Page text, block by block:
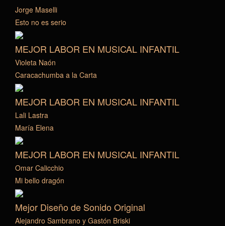
Jorge Maselli
Esto no es serio
MEJOR LABOR EN MUSICAL INFANTIL
Violeta Naón
Caracachumba a la Carta
MEJOR LABOR EN MUSICAL INFANTIL
Lali Lastra
María Elena
MEJOR LABOR EN MUSICAL INFANTIL
Omar Calicchio
Mi bello dragón
Mejor Diseño de Sonido Original
Alejandro Sambrano y Gastón Briski